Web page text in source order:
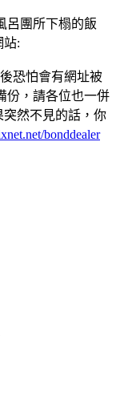
呂團所下榻的飯
站:
恐怕會有網址被
份，請各位也一併
突然不見的話，你
bonddealer